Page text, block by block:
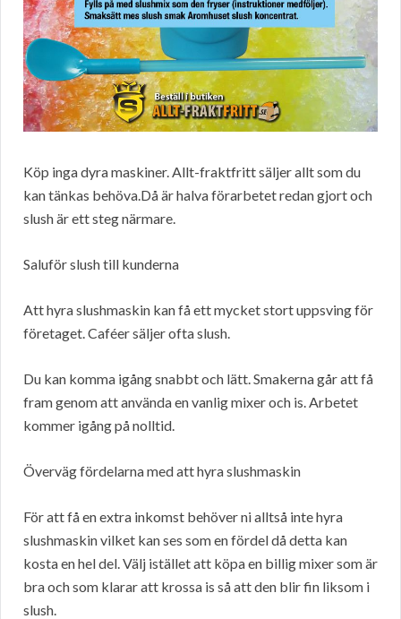
Köp inga dyra maskiner. Allt-fraktfritt säljer allt som du
kan tänkas behöva.Då är halva förarbetet redan gjort och
slush är ett steg närmare.
Saluför slush till kunderna
Att hyra slushmaskin kan få ett mycket stort uppsving för
företaget. Caféer säljer ofta slush.
Du kan komma igång snabbt och lätt. Smakerna går att få
fram genom att använda en vanlig mixer och is. Arbetet
kommer igång på nolltid.
Överväg fördelarna med att hyra slushmaskin
För att få en extra inkomst behöver ni alltså inte hyra
slushmaskin vilket kan ses som en fördel då detta kan
kosta en hel del. Välj istället att köpa en billig mixer som är
bra och som klarar att krossa is så att den blir fin liksom i
slush.